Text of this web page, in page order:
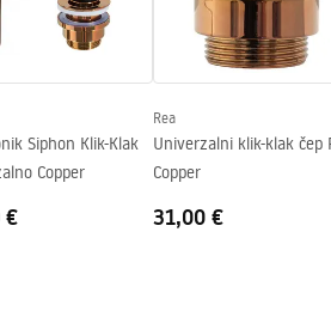
Siphon Klik-Klak
Copper
€
Rea
Univerzalni klik-klak čep
Copper
31,00 €